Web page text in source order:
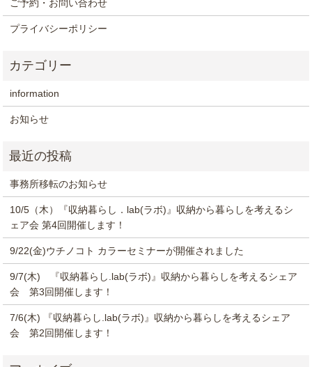
ご予約・お問い合わせ
プライバシーポリシー
information
お知らせ
事務所移転のお知らせ
10/5（木）『収納暮らし．lab(ラボ)』収納から暮らしを考えるシ
ェア会 第4回開催します！
9/22(金)ウチノコト カラーセミナーが開催されました
9/7(木) 『収納暮らし.lab(ラボ)』収納から暮らしを考えるシェア
会 第3回開催します！
7/6(木) 『収納暮らし.lab(ラボ)』収納から暮らしを考えるシェア
会 第2回開催します！